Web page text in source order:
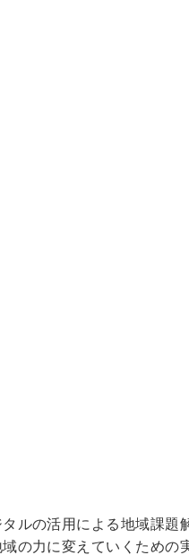
ルの活用による地域課題
の力に変えていくための